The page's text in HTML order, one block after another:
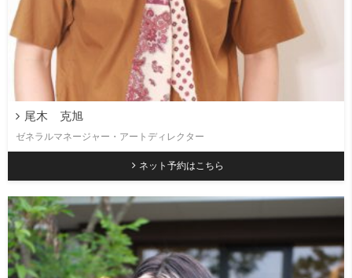
尾木 克旭
ゼネラルマネージャー・アートディレクター
ネット予約はこちら